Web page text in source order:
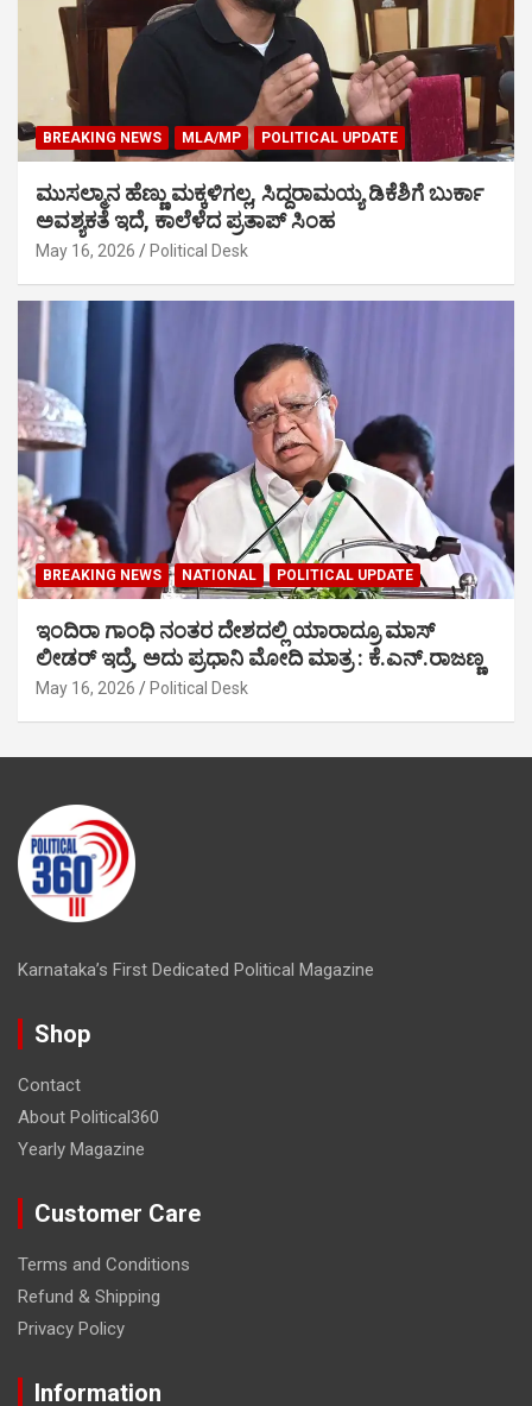
BREAKING NEWS MLA/MP POLITICAL UPDATE
ಮುಸಲ್ಮಾನ ಹೆಣ್ಣು ಮಕ್ಕಳಿಗಲ್ಲ, ಸಿದ್ದರಾಮಯ್ಯ ಡಿಕೆಶಿಗೆ ಬುರ್ಕಾ
ಅವಶ್ಯಕತೆ ಇದೆ, ಕಾಲೆಳೆದ ಪ್ರತಾಪ್ ಸಿಂಹ
May 16, 2026 Political Desk
BREAKING NEWS NATIONAL POLITICAL UPDATE
ಇಂದಿರಾ ಗಾಂಧಿ ನಂತರ ದೇಶದಲ್ಲಿ ಯಾರಾದ್ರೂ ಮಾಸ್
ಲೀಡರ್ ಇದ್ರೆ, ಅದು ಪ್ರಧಾನಿ ಮೋದಿ ಮಾತ್ರ : ಕೆ.ಎನ್.ರಾಜಣ್ಣ
May 16, 2026 Political Desk
Karnataka’s First Dedicated Political Magazine
Shop
Contact
About Political360
Yearly Magazine
Customer Care
Terms and Conditions
Refund & Shipping
Privacy Policy
Information